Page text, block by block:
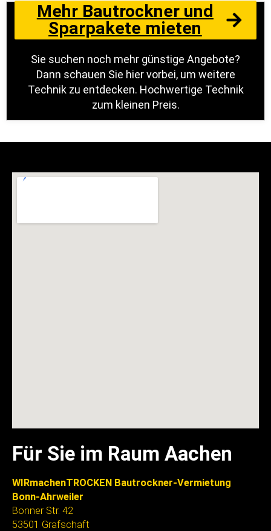
Mehr Bautrockner und
Sparpakete mieten
Sie suchen noch mehr günstige Angebote?
Dann schauen Sie hier vorbei, um weitere
Technik zu entdecken. Hochwertige Technik
zum kleinen Preis.
Für Sie im Raum Aachen
WIRmachenTROCKEN Bautrockner-Vermietung
Bonn-Ahrweiler
Bonner Str. 42
53501 Grafschaft